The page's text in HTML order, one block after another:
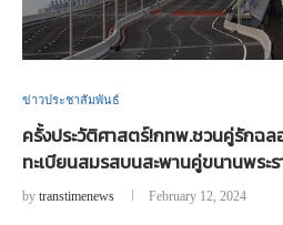
ข่าวประชาสัมพันธ์
ครั้งประวัติศาสตร์!กทพ.ชวนคู่รักฉล
ทะเบียนสมรสบนสะพานคู่ขนานพระ
by transtimenews February 12, 2024